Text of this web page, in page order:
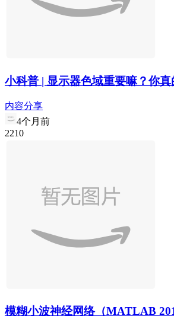
小科普 | 显示器色域重要嘛？你真
内容分享
4个月前
2210
模糊小波神经网络（MATLAB